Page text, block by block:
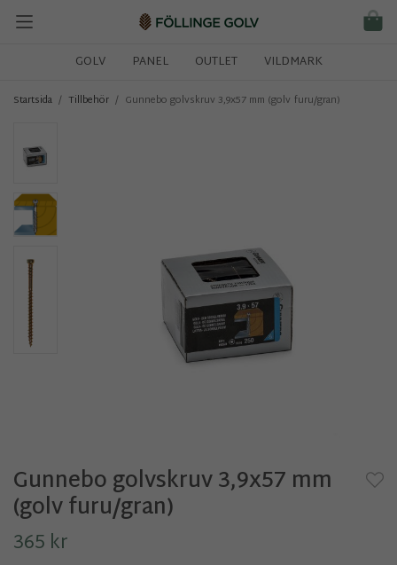
GOLV PANEL OUTLET VILDMARK
Startsida / Tillbehör / Gunnebo golvskruv 3,9x57 mm (golv furu/gran)
Gunnebo golvskruv 3,9x57 mm
(golv furu/gran)
365 kr